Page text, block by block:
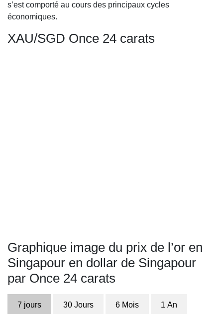
s’est comporté au cours des principaux cycles
économiques.
XAU/SGD Once 24 carats
Graphique image du prix de l’or en
Singapour en dollar de Singapour
par Once 24 carats
7 jours 30 Jours 6 Mois 1 An